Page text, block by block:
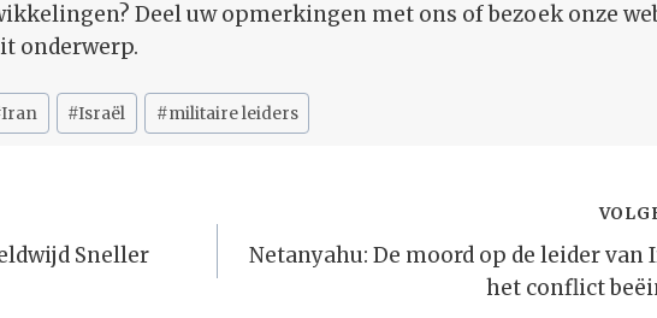
Deel uw opmerkingen met ons of bezoek onze
onderwerp.
Iran #Israël #militaire leiders
Sneller
Netanyahu: De moord op de leider van
het conflict